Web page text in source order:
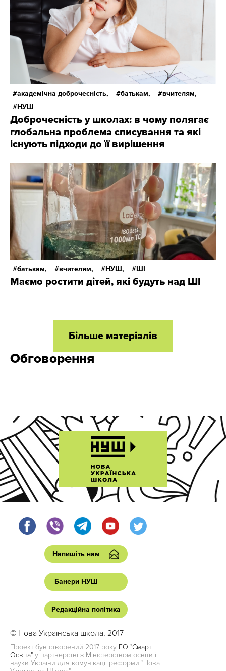
академічна доброчесність, батькам,
вчителям,
НУШ
Доброчесність у школах: в чому полягає
глобальна проблема списування та які
існують підходи до її вирішення
батькам, вчителям, НУШ, ШІ
Маємо ростити дітей, які будуть над ШІ
Більше матеріалів
Обговорення
Напишіть нам
Банери НУШ
Редакційна політика
© Нова Українська школа, 2017
Проект був створений 2017 року ГО "Смарт
Освіта" у партнерстві з Міністерством освіти і
науки України для комунікації реформи "Нова